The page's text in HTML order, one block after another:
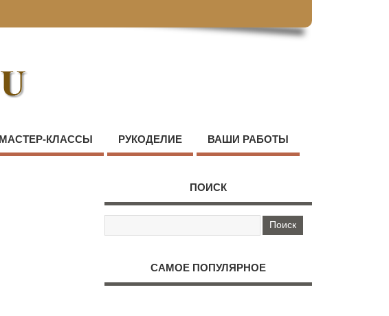
МАСТЕР-КЛАССЫ РУКОДЕЛИЕ ВАШИ РАБОТЫ
ПОИСК
САМОЕ ПОПУЛЯРНОЕ